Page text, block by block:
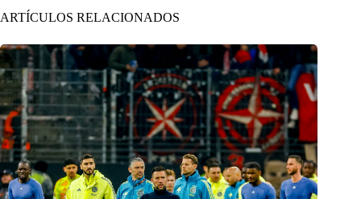
ARTÍCULOS RELACIONADOS